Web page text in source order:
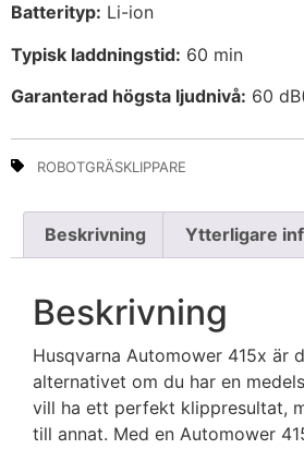
Batterityp: Li-ion
Typisk laddningstid: 60 min
Garanterad högsta ljudnivå: 60
ROBOTGRÄSKLIPPARE
Beskrivning Ytterligare
Beskrivning
Husqvarna Automower 415x är
alternativet om du har en
vill ha ett perfekt klippresultat,
till annat. Med en Automower